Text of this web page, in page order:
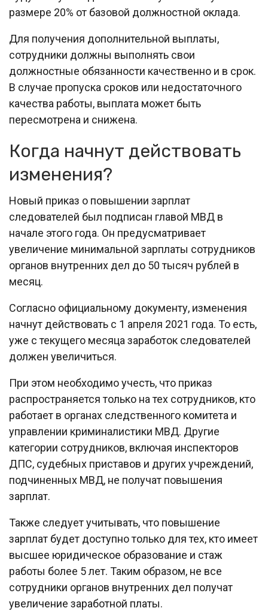
размере 20% от базовой должностной оклада.
Для получения дополнительной выплаты,
сотрудники должны выполнять свои
должностные обязанности качественно и в срок.
В случае пропуска сроков или недостаточного
качества работы, выплата может быть
пересмотрена и снижена.
Когда начнут действовать
изменения?
Новый приказ о повышении зарплат
следователей был подписан главой МВД в
начале этого года. Он предусматривает
увеличение минимальной зарплаты сотрудников
органов внутренних дел до 50 тысяч рублей в
месяц.
Согласно официальному документу, изменения
начнут действовать с 1 апреля 2021 года. То есть,
уже с текущего месяца заработок следователей
должен увеличиться.
При этом необходимо учесть, что приказ
распространяется только на тех сотрудников, кто
работает в органах следственного комитета и
управлении криминалистики МВД. Другие
категории сотрудников, включая инспекторов
ДПС, судебных приставов и других учреждений,
подчиненных МВД, не получат повышения
зарплат.
Также следует учитывать, что повышение
зарплат будет доступно только для тех, кто имеет
высшее юридическое образование и стаж
работы более 5 лет. Таким образом, не все
сотрудники органов внутренних дел получат
увеличение заработной платы.